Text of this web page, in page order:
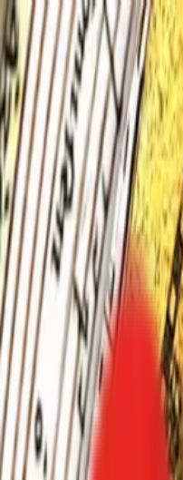
Toggle Menu